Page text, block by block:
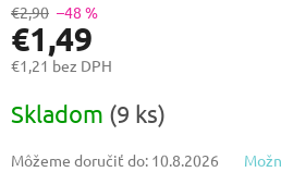
€2,90 –48 %
€1,49
€1,21 bez DPH
cena:
Skladom (9 ks)
Môžeme doručiť do: 10.8.2026